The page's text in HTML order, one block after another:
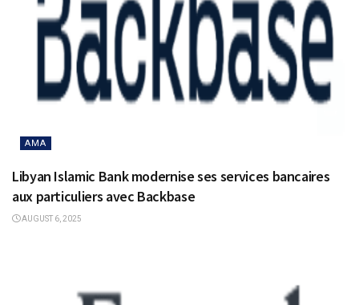
AMA
Libyan Islamic Bank modernise ses services bancaires
aux particuliers avec Backbase
AUGUST 6, 2025